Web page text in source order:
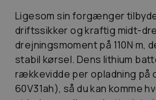
Ligesom sin forgænger
driftssikker og kraftig midt-
drejningsmoment på 110N·m,
stabil kørsel. Dens lithium
rækkevidde per opladning på
60V31ah), så du kan komme